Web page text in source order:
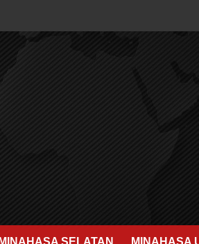
MINAHASA SELATAN MINAHASA